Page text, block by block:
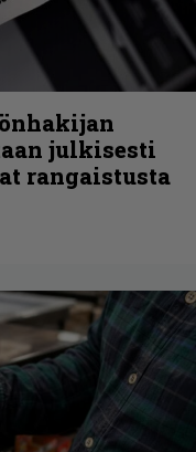
julkisesti
rangaistusta